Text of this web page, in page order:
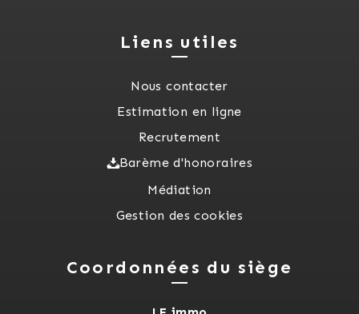
Liens utiles
Nous contacter
Estimation en ligne
Recrutement
Barème d'honoraires
Médiation
Gestion des cookies
Coordonnées du siège